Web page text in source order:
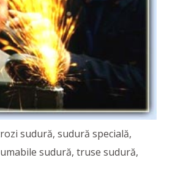
sudură, sudură specială,
sudură, truse sudură,